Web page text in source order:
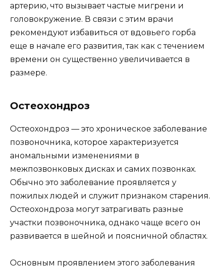
артерию, что вызывает частые мигрени и
головокружение. В связи с этим врачи
рекомендуют избавиться от вдовьего горба
еще в начале его развития, так как с течением
времени он существенно увеличивается в
размере.
Остеохондроз
Остеохондроз — это хроническое заболевание
позвоночника, которое характеризуется
аномальными изменениями в
межпозвонковых дисках и самих позвонках.
Обычно это заболевание проявляется у
пожилых людей и служит признаком старения.
Остеохондроза могут затрагивать разные
участки позвоночника, однако чаще всего он
развивается в шейной и поясничной областях.
Основным проявлением этого заболевания